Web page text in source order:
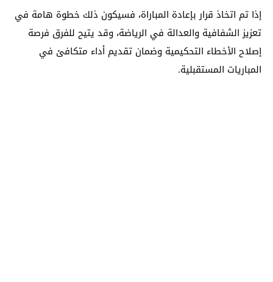
إذا تم اتخاذ قرار بإعادة المباراة، فسيكون ذلك خطوة هامة في
تعزيز الشفافية والعدالة في الرياضة، وقد يتيح للفرق فرصة
إصلاح الأخطاء التحكيمية وضمان تقديم أداء متكافئ في
المباريات المستقبلية.